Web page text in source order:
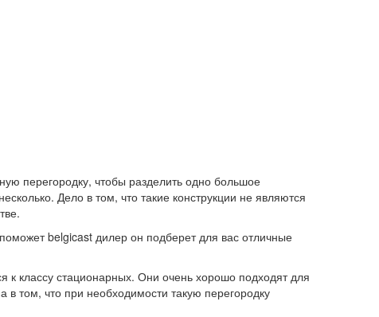
перегородку, чтобы разделить одно большое
Дело в том, что такие конструкции не являются
belgicast дилер он подберет для вас отличные
к классу стационарных. Они очень хорошо подходят для
том, что при необходимости такую перегородку